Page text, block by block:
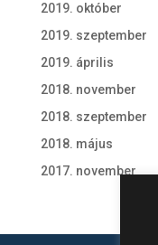
2019. október
2019. szeptember
2019. április
2018. november
2018. szeptember
2018. május
2017. november